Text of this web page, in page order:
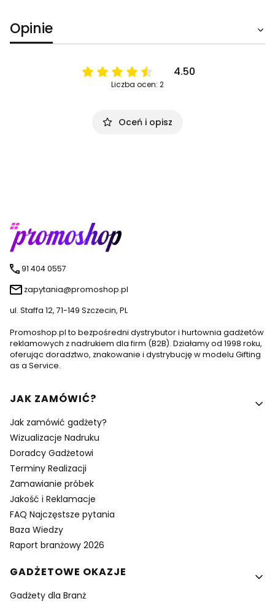
Opinie
4.50
Liczba ocen: 2
Oceń i opisz
91 404 0557
zapytania@promoshop.pl
ul. Staffa 12, 71-149 Szczecin, PL
Promoshop.pl to bezpośredni dystrybutor i hurtownia gadżetów
reklamowych z nadrukiem dla firm (B2B). Działamy od 1998 roku,
oferując doradztwo, znakowanie i dystrybucję w modelu Gifting
as a Service.
Linki w stopce
JAK ZAMÓWIĆ?
Jak zamówić gadżety?
Wizualizacje Nadruku
Doradcy Gadżetowi
Terminy Realizacji
Zamawianie próbek
Jakość i Reklamacje
FAQ Najczęstsze pytania
Baza Wiedzy
Raport branżowy 2026
GADŻETOWE OKAZJE
Gadżety dla Branż